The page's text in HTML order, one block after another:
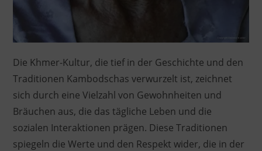
Die Khmer-Kultur, die tief in der Geschichte und den
Traditionen Kambodschas verwurzelt ist, zeichnet
sich durch eine Vielzahl von Gewohnheiten und
Bräuchen aus, die das tägliche Leben und die
sozialen Interaktionen prägen. Diese Traditionen
spiegeln die Werte und den Respekt wider, die in der